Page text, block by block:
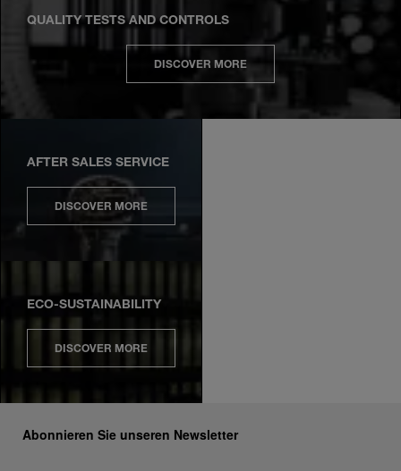
QUALITY TESTS AND CONTROLS
DISCOVER MORE
AFTER SALES SERVICE
DISCOVER MORE
ECO-SUSTAINABILITY
DISCOVER MORE
Abonnieren Sie unseren Newsletter